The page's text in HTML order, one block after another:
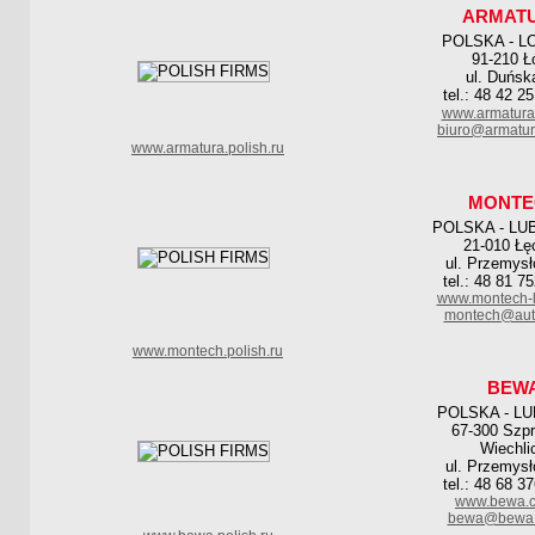
POLSKA -
91-210
ul.
tel.: 48 42
www.armatura.polish.ru
POLSKA -
21-010
ul.
tel.: 48 81
www.montech.polish.ru
POLSKA -
67-300
ul.
tel.: 48 68